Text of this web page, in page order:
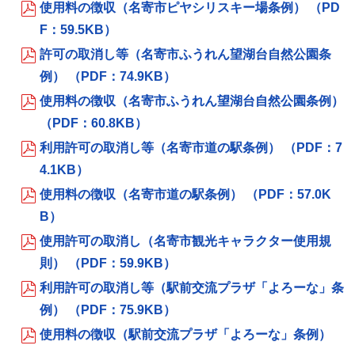
使用料の徴収（名寄市ピヤシリスキー場条例） （PD
F：59.5KB）
許可の取消し等（名寄市ふうれん望湖台自然公園条
例） （PDF：74.9KB）
使用料の徴収（名寄市ふうれん望湖台自然公園条例）
（PDF：60.8KB）
利用許可の取消し等（名寄市道の駅条例） （PDF：7
4.1KB）
使用料の徴収（名寄市道の駅条例） （PDF：57.0K
B）
使用許可の取消し（名寄市観光キャラクター使用規
則） （PDF：59.9KB）
利用許可の取消し等（駅前交流プラザ「よろーな」条
例） （PDF：75.9KB）
使用料の徴収（駅前交流プラザ「よろーな」条例）